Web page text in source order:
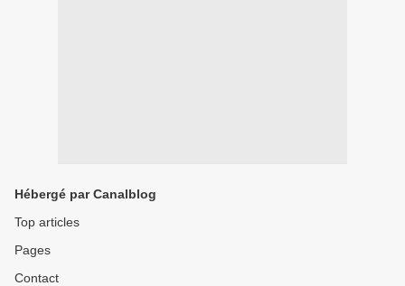
Hébergé par Canalblog
Top articles
Pages
Contact